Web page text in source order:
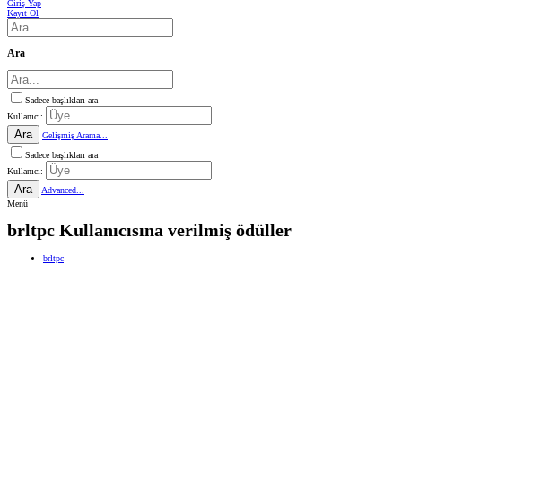
Giriş Yap
Kayıt Ol
Ara
Sadece başlıkları ara
Kullanıcı:
Ara
Gelişmiş Arama...
Sadece başlıkları ara
Kullanıcı:
Ara
Advanced...
Menü
brltpc Kullanıcısına verilmiş ödüller
brltpc